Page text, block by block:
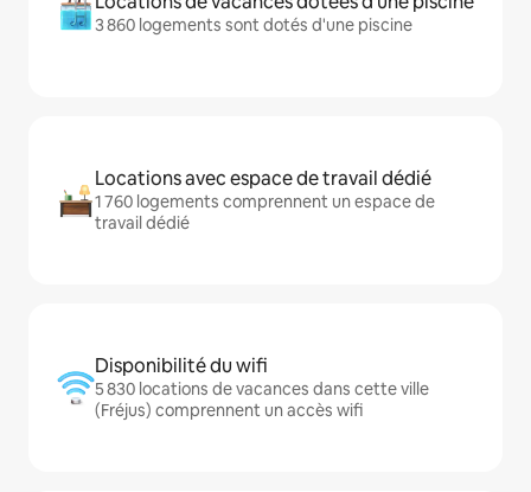
3 860 logements sont dotés d'une piscine
Locations avec espace de travail dédié
1 760 logements comprennent un espace de
travail dédié
Disponibilité du wifi
5 830 locations de vacances dans cette ville
(Fréjus) comprennent un accès wifi